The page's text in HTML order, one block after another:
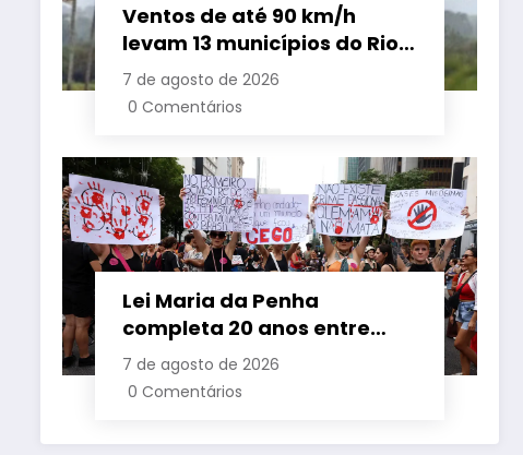
Ventos de até 90 km/h
levam 13 municípios do Rio
a suspender aulas nesta
sexta-feira
7 de agosto de 2026
0 Comentários
Lei Maria da Penha
completa 20 anos entre
avanços e desafios
7 de agosto de 2026
0 Comentários